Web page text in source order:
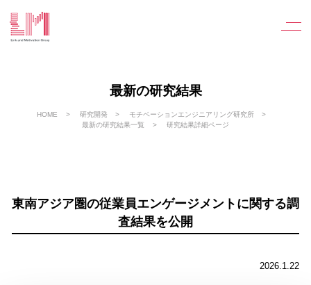
最新の研究結果
HOME 研究開発
モチベーションエンジニアリング研究所
最新の研究結果一覧
研究結果詳細ページ
東南アジア圏の従業員エンゲージメントに関する調
査結果を公開
2026.1.22